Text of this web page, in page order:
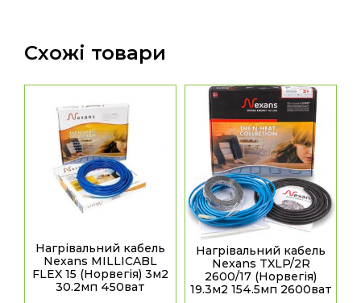
Схожі товари
Нагрівальний кабель
Nexans MILLICABL
FLEX 15 (Норвегія) 3м2
30.2мп 450ват
Нагрівальний кабель
Nexans TXLP/2R
2600/17 (Норвегія)
19.3м2 154.5мп 2600ват